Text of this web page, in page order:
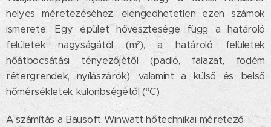
helyes méretezéséhez, elengedhetetlen ezen számok
ismerete. Egy épület hővesztesége függ a határoló
felületek nagyságától (m²), a határoló felületek
hőátbocsátási tényezőjétől (padló, falazat, födém
rétergrendek, nyílászárók), valamint a külső és belső
hőmérsékletek különbségétől (ºC).
A számítás a Bausoft Winwatt hőtechnikai méretező